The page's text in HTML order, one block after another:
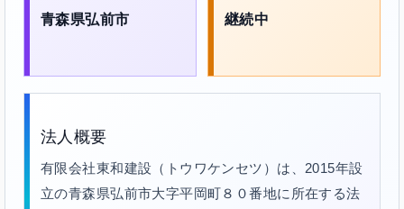
青森県弘前市 継続中
法人概要
有限会社東和建設（トウワケンセツ）は、2015年設
立の青森県弘前市大字平岡町８０番地に所在する法